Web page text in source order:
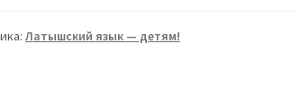
Латышский язык — детям!